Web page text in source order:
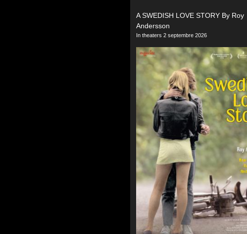
A SWEDISH LOVE STORY By Roy
Andersson
In theaters 2 septembre 2026